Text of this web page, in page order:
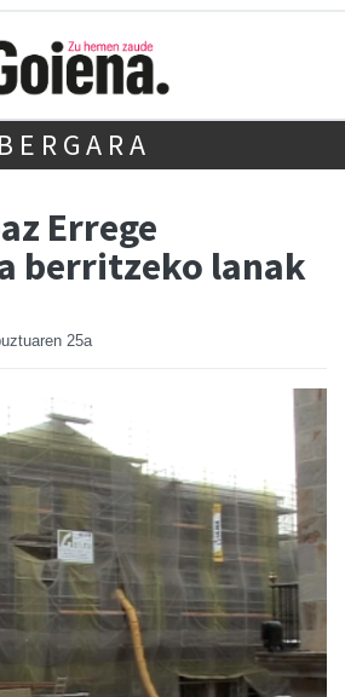
BERGARA
Errege
berritzeko lanak
25a